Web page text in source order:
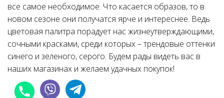
все самое необходимое. Что касается образов, то в
новом сезоне они получатся ярче и интереснее. Ведь
цветовая палитра порадует нас жизнеутверждающими,
сочными красками, среди которых – трендовые оттенки
синего и зеленого, серого. Будем рады видеть вас в
наших магазинах и желаем удачных покупок!